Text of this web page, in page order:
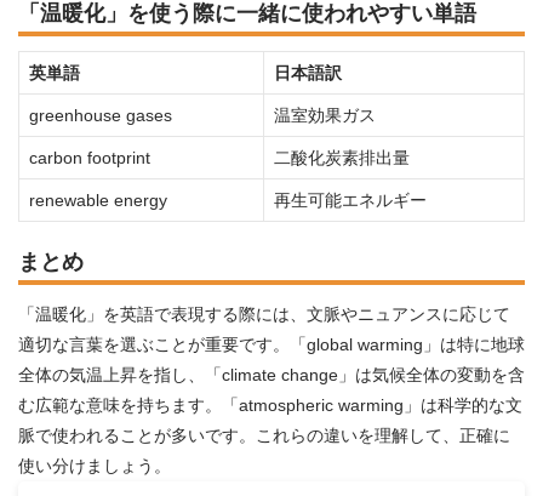
「温暖化」を使う際に一緒に使われやすい単語
英単語 日本語訳
greenhouse gases 温室効果ガス
carbon footprint 二酸化炭素排出量
renewable energy 再生可能エネルギー
まとめ
「温暖化」を英語で表現する際には、文脈やニュアンスに応じて
適切な言葉を選ぶことが重要です。「global warming」は特に地球
全体の気温上昇を指し、「climate change」は気候全体の変動を含
む広範な意味を持ちます。「atmospheric warming」は科学的な文
脈で使われることが多いです。これらの違いを理解して、正確に
使い分けましょう。